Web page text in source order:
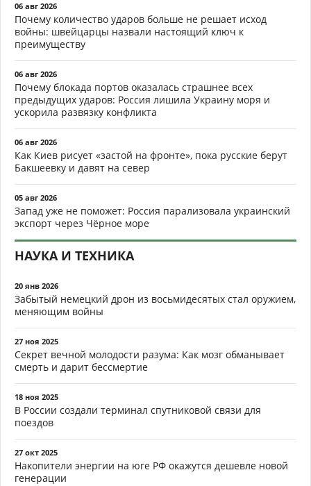
06 авг 2026
Почему количество ударов больше не решает исход
войны: швейцарцы назвали настоящий ключ к
преимуществу
06 авг 2026
Почему блокада портов оказалась страшнее всех
предыдущих ударов: Россия лишила Украину моря и
ускорила развязку конфликта
06 авг 2026
Как Киев рисует «застой на фронте», пока русские берут
Бакшеевку и давят на север
05 авг 2026
Запад уже не поможет: Россия парализовала украинский
экспорт через Чёрное море
НАУКА И ТЕХНИКА
20 янв 2026
Забытый немецкий дрон из восьмидесятых стал оружием,
меняющим войны
27 ноя 2025
Секрет вечной молодости разума: Как мозг обманывает
смерть и дарит бессмертие
18 ноя 2025
В России создали терминал спутниковой связи для
поездов
27 окт 2025
Накопители энергии на юге РФ окажутся дешевле новой
генерации